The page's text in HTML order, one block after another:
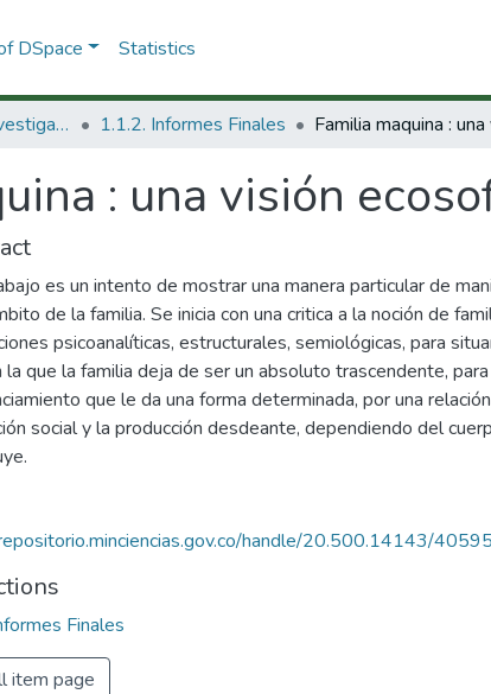
DSpace Statistics
1.1 Productos de investigación 1.1.2. Informes Finales
: una visión
es un intento de mostrar una manera particular de
de la familia. Se inicia con una critica a la noción de
psicoanalíticas, estructurales, semiológicas, para
la que la familia deja de ser un absoluto trascendente,
que le da una forma determinada, por una
social y la producción desdeante, dependiendo del
handle/20.500.14143/40595
Finales
item page